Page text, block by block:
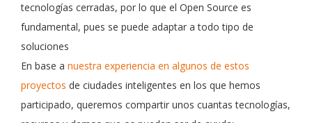
tecnologías cerradas, por lo que el Open Source es
fundamental, pues se puede adaptar a todo tipo de
soluciones
En base a nuestra experiencia en algunos de estos
proyectos de ciudades inteligentes en los que hemos
participado, queremos compartir unos cuantas tecnologías,